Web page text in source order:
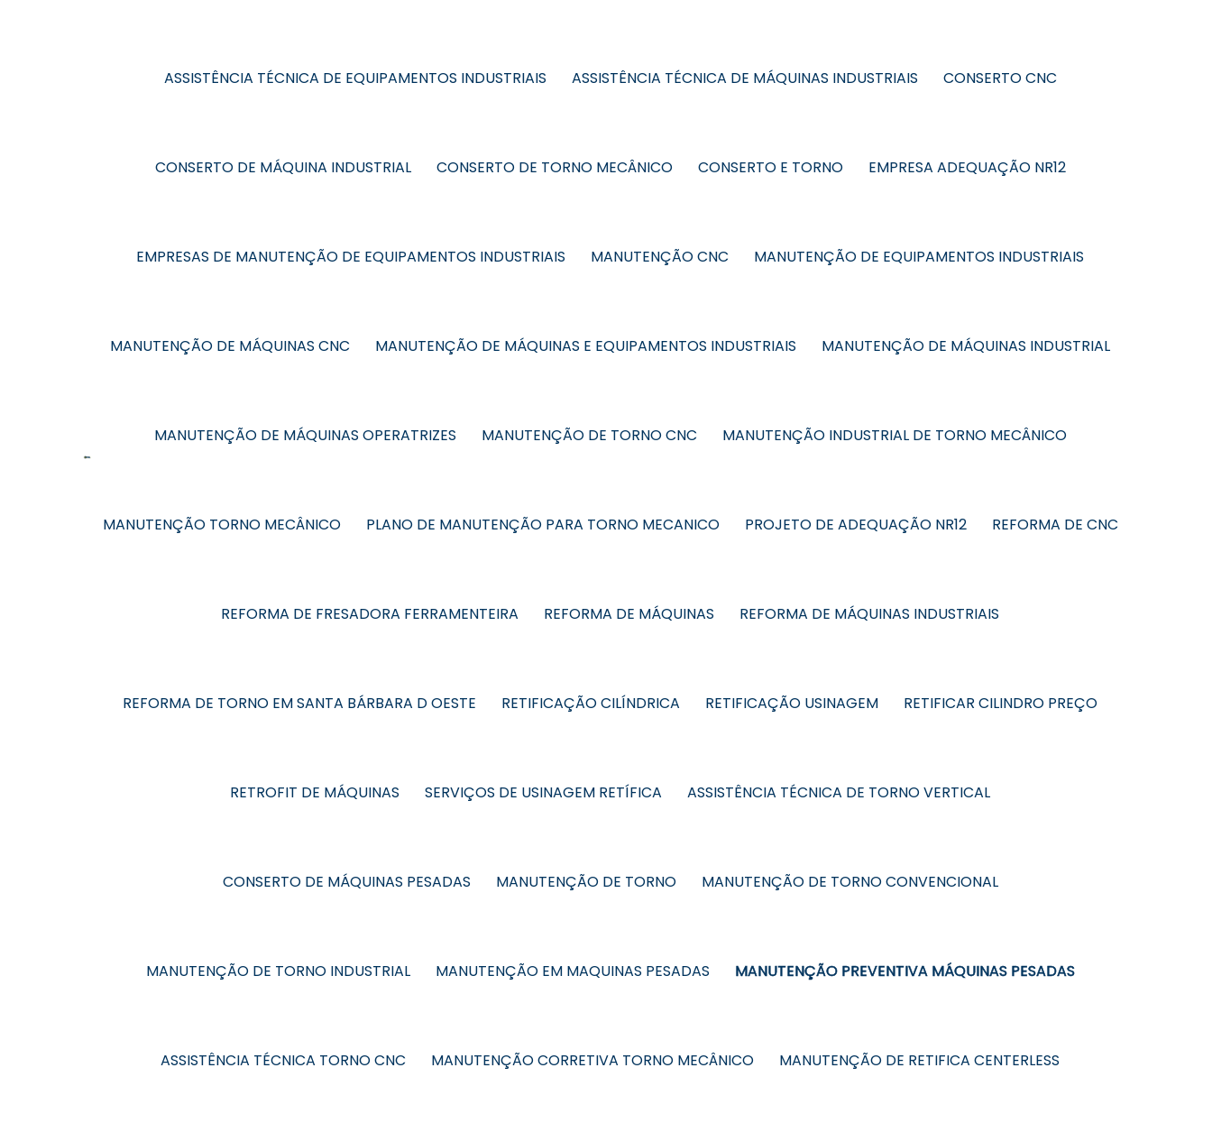
ASSISTÊNCIA TÉCNICA DE EQUIPAMENTOS INDUSTRIAIS ASSISTÊNCIA TÉCNICA DE MÁQUINAS INDUSTRIAIS CONSERTO CNC
CONSERTO DE MÁQUINA INDUSTRIAL CONSERTO DE TORNO MECÂNICO CONSERTO E TORNO EMPRESA ADEQUAÇÃO NR12
EMPRESAS DE MANUTENÇÃO DE EQUIPAMENTOS INDUSTRIAIS MANUTENÇÃO CNC MANUTENÇÃO DE EQUIPAMENTOS INDUSTRIAIS
MANUTENÇÃO DE MÁQUINAS CNC MANUTENÇÃO DE MÁQUINAS E EQUIPAMENTOS INDUSTRIAIS MANUTENÇÃO DE MÁQUINAS INDUSTRIAL
MANUTENÇÃO DE MÁQUINAS OPERATRIZES MANUTENÇÃO DE TORNO CNC MANUTENÇÃO INDUSTRIAL DE TORNO MECÂNICO
MANUTENÇÃO TORNO MECÂNICO PLANO DE MANUTENÇÃO PARA TORNO MECANICO PROJETO DE ADEQUAÇÃO NR12 REFORMA DE CNC
REFORMA DE FRESADORA FERRAMENTEIRA REFORMA DE MÁQUINAS REFORMA DE MÁQUINAS INDUSTRIAIS
REFORMA DE TORNO EM SANTA BÁRBARA D OESTE RETIFICAÇÃO CILÍNDRICA RETIFICAÇÃO USINAGEM RETIFICAR CILINDRO PREÇO
RETROFIT DE MÁQUINAS SERVIÇOS DE USINAGEM RETÍFICA ASSISTÊNCIA TÉCNICA DE TORNO VERTICAL
CONSERTO DE MÁQUINAS PESADAS MANUTENÇÃO DE TORNO MANUTENÇÃO DE TORNO CONVENCIONAL
MANUTENÇÃO DE TORNO INDUSTRIAL MANUTENÇÃO EM MAQUINAS PESADAS MANUTENÇÃO PREVENTIVA MÁQUINAS PESADAS
ASSISTÊNCIA TÉCNICA TORNO CNC MANUTENÇÃO CORRETIVA TORNO MECÂNICO MANUTENÇÃO DE RETIFICA CENTERLESS